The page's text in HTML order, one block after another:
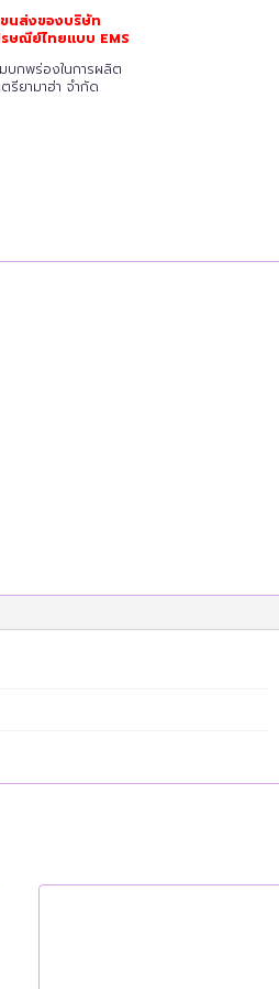
นส่งของบริษัท
ษณีย์ไทยแบบ EMS
บกพร่องในการผลิต
รียามาฮ่า จำกัด